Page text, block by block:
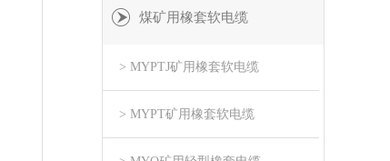
煤矿用橡套软电缆
> MYPTJ矿用橡套软电缆
> MYPT矿用橡套软电缆